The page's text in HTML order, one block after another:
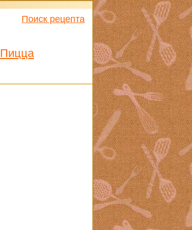
Поиск рецепта
Пицца